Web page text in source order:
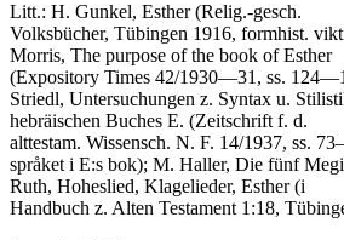
Litt.: H. Gunkel, Esther (Relig.-gesch.
Volksbücher, Tübingen 1916, formhist.
Morris, The purpose of the book of Esther
(Expository Times 42/1930—31, ss.
Striedl, Untersuchungen z. Syntax u.
hebräischen Buches E. (Zeitschrift f. d.
alttestam. Wissensch. N. F. 14/1937, ss.
språket i E:s bok); M. Haller, Die fünf
Ruth, Hoheslied, Klagelieder, Esther (i
Handbuch z. Alten Testament 1:18,